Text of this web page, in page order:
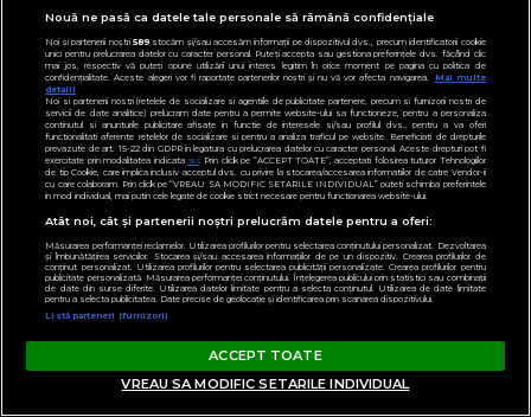
Nouă ne pasă ca datele tale personale să rămână confidențiale
Noi și partenerii noștri589stocăm și/sau accesăm informații pe dispozitivul dvs., precum identificatorii cookie
unici pentru prelucrarea datelor cu caracter personal. Puteți accepta sau gestiona preferințele dvs. făcând clic
mai jos, respectiv vă puteți opune utilizării unui interes legitim în orice moment pe pagina cu politica de
confidențialitate. Aceste alegeri vor fi raportate partenerilor noștri și nu vă vor afecta navigarea.
Mai multe
detalii
Noi si partenerii nostri (retelele de socializare si agentiile de publicitate partenere, precum si furnizorii nostri de
servicii de date analitice) prelucram date pentru a permite website-ului sa functioneze, pentru a personaliza
continutul si anunturile publicitare afisate in functie de interesele si/sau profilul dvs., pentru a va oferi
functionalitati aferente retelelor de socializare si pentru a analiza traficul pe website. Beneficiati de drepturile
prevazute de art. 15-22 din GDPR in legatura cu prelucrarea datelor cu caracter personal. Aceste drepturi pot fi
exercitate prin modalitatea indicataaici. Prin click pe “ACCEPT TOATE”, acceptati folosirea tuturor Tehnologiilor
de tip Cookie, care implica inclusiv acceptul dvs. cu privire la stocarea/accesarea informatiilor de catre Vendor-ii
cu care colaboram. Prin click pe “VREAU SA MODIFIC SETARILE INDIVIDUAL” puteti schimba preferintele
in mod individual, mai putin cele legate de cookie strict necesare pentru functionarea website-ului.
Atât noi, cât și partenerii noștri prelucrăm datele pentru a oferi:
Măsurarea performanței reclamelor. Utilizarea profilurilor pentru selectarea conținutului personalizat. Dezvoltarea
și îmbunătățirea serviciilor. Stocarea și/sau accesarea informațiilor de pe un dispozitiv. Crearea profilurilor de
conținut personalizat. Utilizarea profilurilor pentru selectarea publicității personalizate. Crearea profilurilor pentru
publicitate personalizată. Măsurarea performanței conținutului. Înțelegerea publicului prin statistici sau combinații
de date din surse diferite. Utilizarea datelor limitate pentru a selecta conținutul. Utilizarea de date limitate
pentru a selecta publicitatea. Date precise de geolocație și identificarea prin scanarea dispozitivului.
Listă parteneri (furnizori)
ACCEPT TOATE
VREAU SA MODIFIC SETARILE INDIVIDUAL